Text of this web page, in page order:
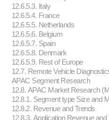
12.6.5.3. Italy
12.6.5.4. France
12.6.5.5. Netherlands
12.6.5.6. Belgium
12.6.5.7. Spain
12.6.5.8. Denmark
12.6.5.9. Rest of Europe
12.7. Remote Vehicle
APAC Segment Research
12.8. APAC Market Research
12.8.1. Segment type Size and
12.8.2. Revenue and Trends
12.8.3. Application Revenue